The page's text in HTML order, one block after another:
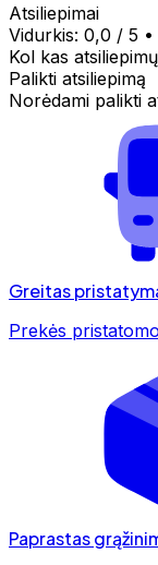
Atsiliepimai
Vidurkis: 0,0 / 5 •
Kol kas
Palikti atsiliepimą
Norėdami palikti
Greitas
Prekės
Paprastas